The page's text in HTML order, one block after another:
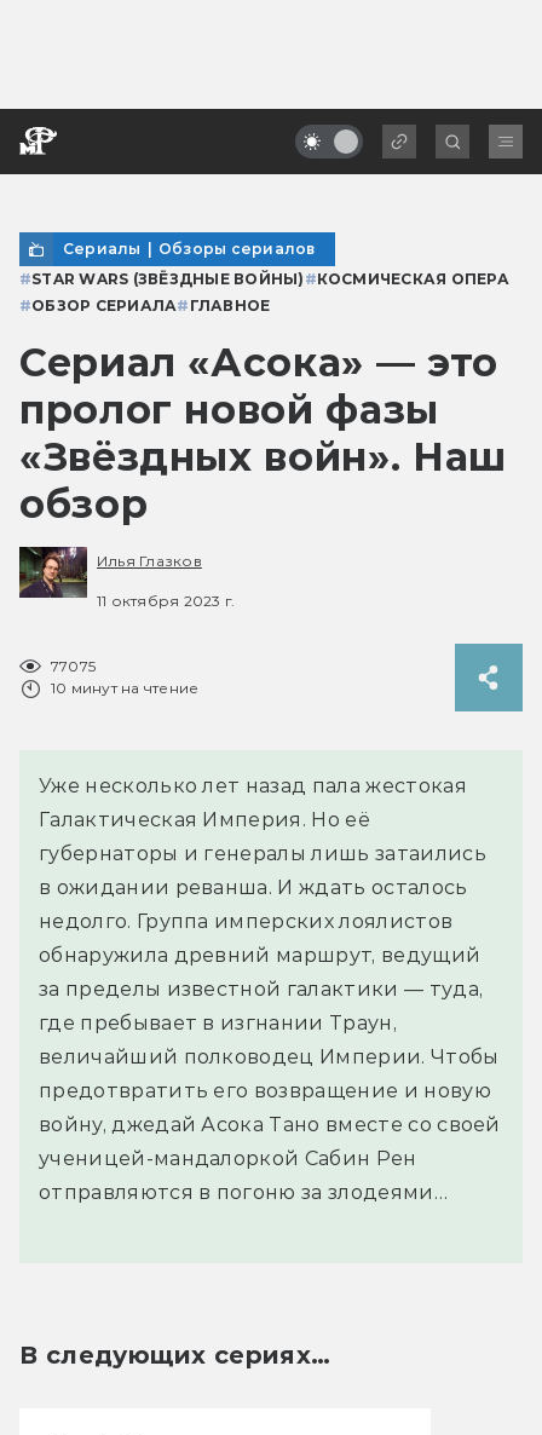
Сериалы | Обзоры сериалов
#STAR WARS (ЗВЁЗДНЫЕ ВОЙНЫ) #КОСМИЧЕСКАЯ ОПЕРА
#ОБЗОР СЕРИАЛА# ГЛАВНОЕ
Сериал «Асока» — это
пролог новой фазы
«Звёздных войн». Наш
обзор
Илья Глазков
11 октября 2023 г.
77075
10 минут на чтение
Уже несколько лет назад пала жестокая
Галактическая Империя. Но её
губернаторы и генералы лишь затаились
в ожидании реванша. И ждать осталось
недолго. Группа имперских лоялистов
обнаружила древний маршрут, ведущий
за пределы известной галактики — туда,
где пребывает в изгнании Траун,
величайший полководец Империи. Чтобы
предотвратить его возвращение и новую
войну, джедай Асока Тано вместе со своей
ученицей-мандалоркой Сабин Рен
отправляются в погоню за злодеями…
В следующих сериях…